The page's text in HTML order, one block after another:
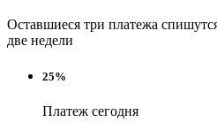
Оставшиеся три платежа
две недели
25%
Платеж сегодня